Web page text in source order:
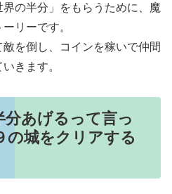
の半分」をもらうために、魔
リーです。
を倒し、コインを稼いで仲間
きます。
分あげるって言っ
の城をクリアする